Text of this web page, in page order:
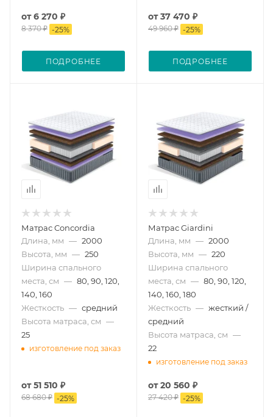
от6 270 ₽
8 370 ₽ -25%
ПОДРОБНЕЕ
от37 470 ₽
49 960 ₽ -25%
ПОДРОБНЕЕ
Матрас Concordia
Длина, мм — 2000
Высота, мм — 250
Ширина спального
места, см — 80, 90, 120,
140, 160
Жесткость — средний
Высота матраса, см —
25
изготовление под заказ
от51 510 ₽
68 680 ₽ -25%
Матрас Giardini
Длина, мм — 2000
Высота, мм — 220
Ширина спального
места, см — 80, 90, 120,
140, 160, 180
Жесткость — жесткий /
средний
Высота матраса, см —
22
изготовление под заказ
от20 560 ₽
27 420 ₽ -25%